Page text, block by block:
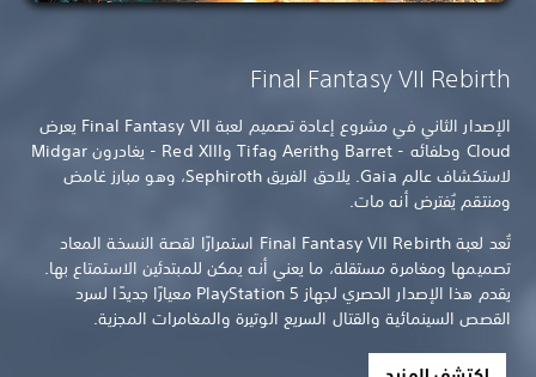
Final Fantasy VII Rebirth
الإصدار الثاني في مشروع إعادة تصميم لعبة Final Fantasy VII يعرض
Cloud وحلفائه - Barret وAerith وTifa وRed XIII - يغادرون Midgar
لاستكشاف عالم Gaia. يلاحق الفريق Sephiroth، وهو مبارز غامض
ومنتقم يُفترض أنه مات.
تُعد لعبة Final Fantasy VII Rebirth استمرارًا لقصة النسخة المعاد
تصميمها ومغامرة مستقلة، ما يعني أنه يمكن للمبتدئين الاستمتاع بها.
يقدم هذا الإصدار الحصري لجهاز PlayStation 5 معيارًا جديدًا لسرد
القصص السينمائية والقتال السريع الوتيرة والمغامرات المجزية.